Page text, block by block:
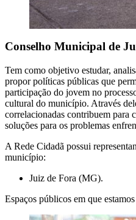
Conselho Municipal de
Tem como objetivo estudar,
propor políticas públicas que
participação do jovem no
cultural do município. Através
correlacionadas contribuem para
soluções para os problemas
A Rede Cidadã possui
município:
Juiz de Fora (MG).
Espaços públicos em que